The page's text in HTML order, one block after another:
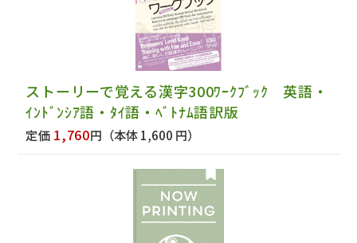
ストーリーで覚える漢字300ﾜｰｸﾌﾞｯｸ 英語・
ｲﾝﾄﾞﾝｼｱ語・ﾀｲ語・ﾍﾞﾄﾅﾑ語訳版
定価 1,760円 （本体 1,600 円）